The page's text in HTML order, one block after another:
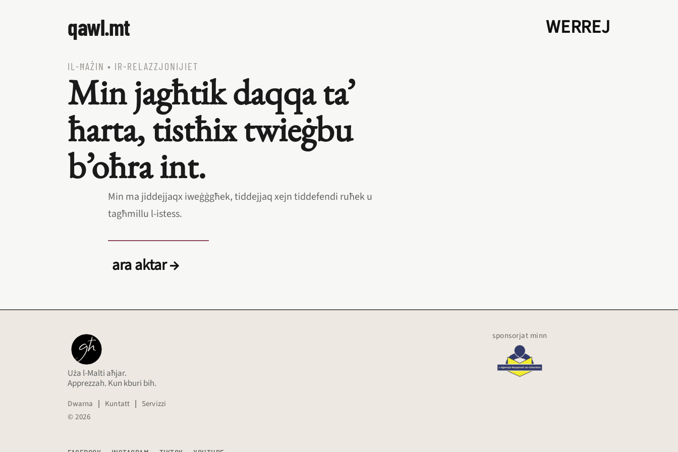
qawl.mt WERREJ
IL‑ĦAŻIN • IR‑RELAZZJONIJIET
Min jagħtik daqqa ta’
ħarta, tistħix twieġbu
b’oħra int.
Min ma jiddejjaqx iweġġgħek, tiddejjaq xejn tiddefendi ruħek u
tagħmillu l‑istess.
ara aktar →
Uża l-Malti aħjar.
Apprezzah. Kun kburi bih.
Dwarna | Kuntatt | Servizzi
© 2026
sponsorjat minn